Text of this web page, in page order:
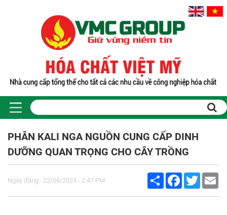
Sản phẩm
PHỤ GIA THỰC PHẨM
Tinh bột biến tính
Hương liệu thực phẩm
PHÂN KALI NGA NGUỒN CUNG CẤP DINH
DƯỠNG QUAN TRỌNG CHO CÂY TRỒNG
Ngày đăng : 22/08/2024 - 2:47 PM
Share FacebookTwitter